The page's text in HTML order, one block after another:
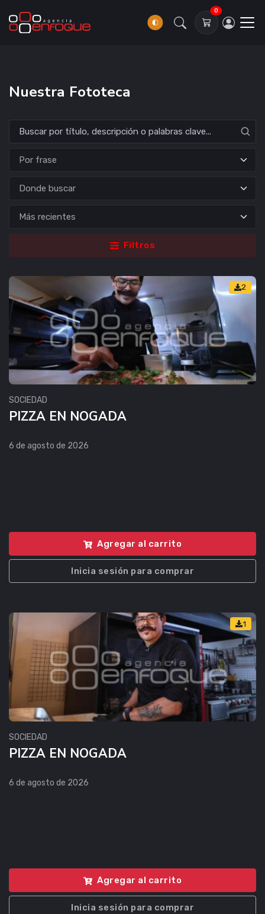
0
Nuestra Fototeca
Donde buscar
Filtros
2
SOCIEDAD
PIZZA EN NOGADA
6 de agosto de 2026
Agregar al carrito
Inicia sesión para comprar
1
SOCIEDAD
PIZZA EN NOGADA
6 de agosto de 2026
Agregar al carrito
Inicia sesión para comprar